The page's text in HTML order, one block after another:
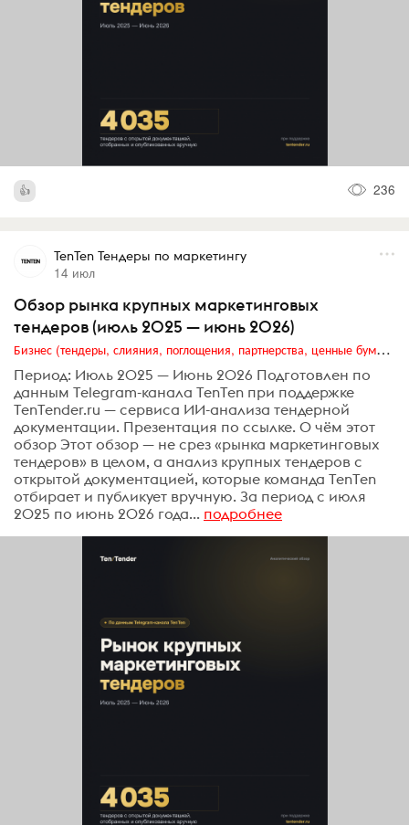
236
TenTen Тендеры по маркетингу
14 июл
Обзор рынка крупных маркетинговых
тендеров (июль 2025 — июнь 2026)
Бизнес (тендеры, слияния, поглощения, партнерства, ценные бумаги, акционеры, финансы и отчетность)
Период: Июль 2025 — Июнь 2026 Подготовлен по
данным Telegram-канала TenTen при поддержке
TenTender.ru — сервиса ИИ-анализа тендерной
документации. Презентация по ссылке. О чём этот
обзор Этот обзор — не срез «рынка маркетинговых
тендеров» в целом, а анализ крупных тендеров с
открытой документацией, которые команда TenTen
отбирает и публикует вручную. За период с июля
2025 по июнь 2026 года... подробнее